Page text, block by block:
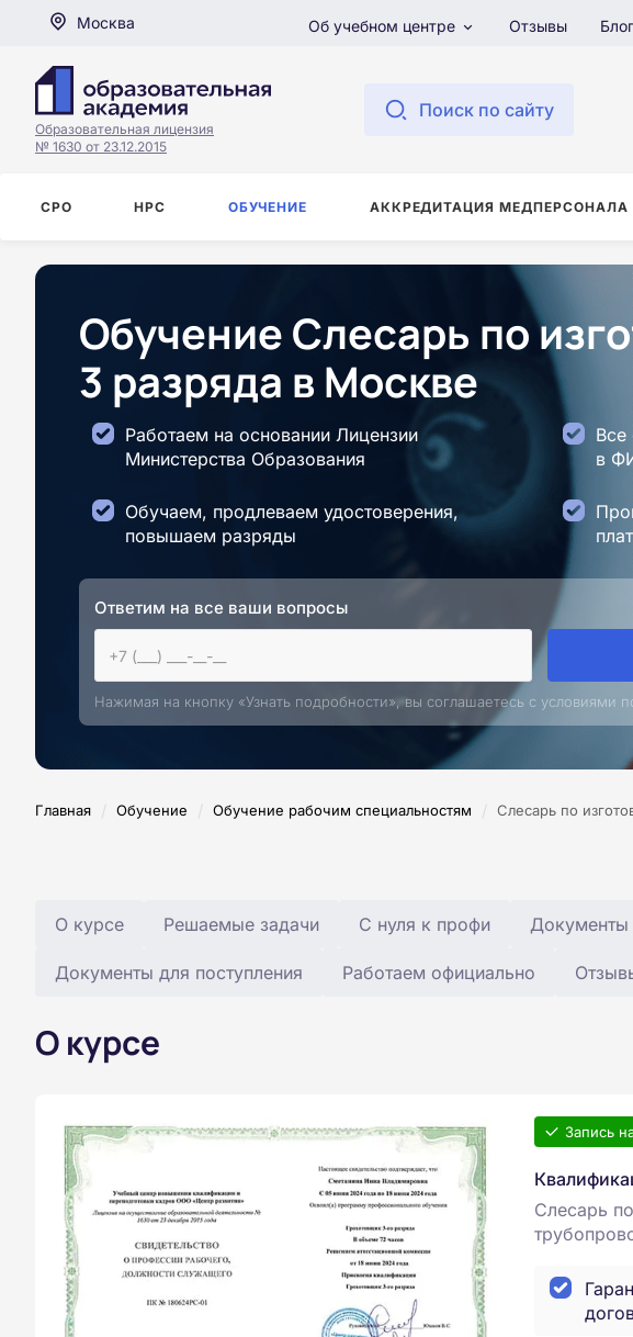
Москва Об учебном центре Отзывы Блог
Образовательная лицензия
№ 1630 от 23.12.2015
Поиск по сайту
СРО НРС ОБУЧЕНИЕ АККРЕДИТАЦИЯ МЕДПЕРСОНАЛА
Обучение Слесарь по
3 разряда в Москве
Работаем на основании Лицензии
Министерства Образования
Все
в
Обучаем, продлеваем удостоверения,
повышаем разряды
Ответим на все ваши вопросы
Нажимая на кнопку «Узнать подробности», вы соглашаетесь с условиями
Главная / Обучение / Обучение рабочим специальностям / Слесарь по
О курсе Решаемые задачи С нуля к профи Документы
Документы для поступления Работаем официально
О курсе
Запись
Слесарь